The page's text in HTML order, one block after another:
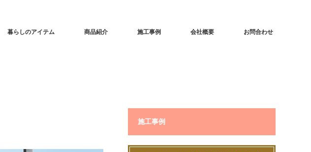
暮らしのアイテム 商品紹介 施工事例 会社概要 お問合わせ
施工事例